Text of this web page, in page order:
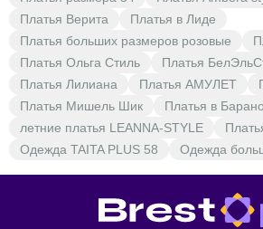
Платья Верита
Платья в Лиде
Платья больших размеров розовые
Платья Ольга Стиль
Платья
Платья Лилиана
Платья АМУЛЕТ
Платья Мишель Шик
Платья в
летние платья LEANNA-STYLE
Одежда TAITA PLUS 58
Одежда